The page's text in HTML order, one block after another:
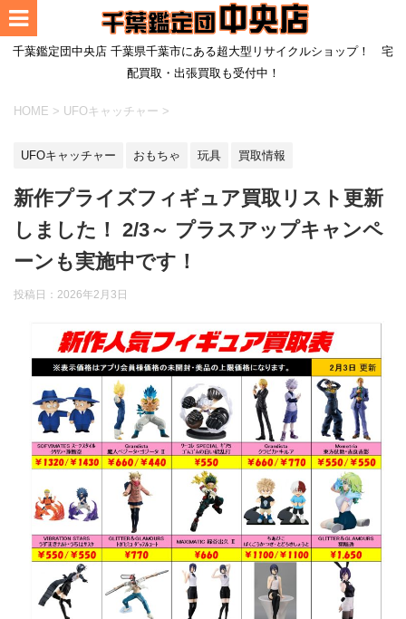
千葉鑑定団中央店 千葉県千葉市にある超大型リサイクルショップ！ 宅
配買取・出張買取も受付中！
HOME > UFOキャッチャー >
UFOキャッチャー おもちゃ 玩具 買取情報
新作プライズフィギュア買取リスト更新
しました！ 2/3～ プラスアップキャンペ
ーンも実施中です！
投稿日： 2026年2月3日